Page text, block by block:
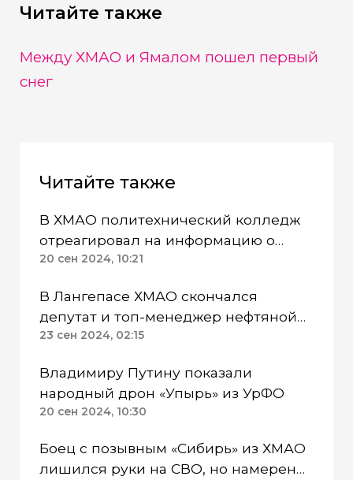
Читайте также
Между ХМАО и Ямалом пошел первый
снег
Читайте также
В ХМАО политехнический колледж
отреагировал на информацию о
вспышке пневмонии
20 сен 2024, 10:21
В Лангепасе ХМАО скончался
депутат и топ-менеджер нефтяной
компании
23 сен 2024, 02:15
Владимиру Путину показали
народный дрон «Упырь» из УрФО
20 сен 2024, 10:30
Боец с позывным «Сибирь» из ХМАО
лишился руки на СВО, но намерен